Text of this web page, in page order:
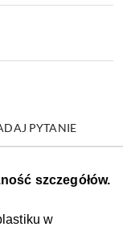
PYTANIE
szczegółów.
w